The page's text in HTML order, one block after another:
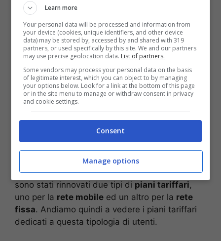
offerte a tutti i suoi clienti. I nuovi piani tariffari
anche gli utenti con disabilità. Per loro, infatti,
sono stati rinnovati due tipi di piani tariffari,
uno per la rete mobile ed un altro per la rete
fissa. Andiamo quindi a vedere i piani tariffari
dedicati a questa tipologia di utenti.
Learn more
Your personal data will be processed and information from
your device (cookies, unique identifiers, and other device
data) may be stored by, accessed by and shared with 319
partners, or used specifically by this site. We and our partners
may use precise geolocation data. List of partners.
Some vendors may process your personal data on the basis
of legitimate interest, which you can object to by managing
your options below. Look for a link at the bottom of this page
or in the site menu to manage or withdraw consent in privacy
and cookie settings.
Consent
Manage options